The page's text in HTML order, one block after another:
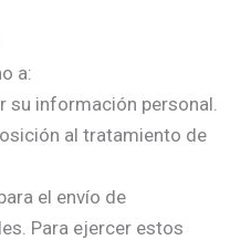
a:
su información personal.
al tratamiento de
el envío de
Para ejercer estos